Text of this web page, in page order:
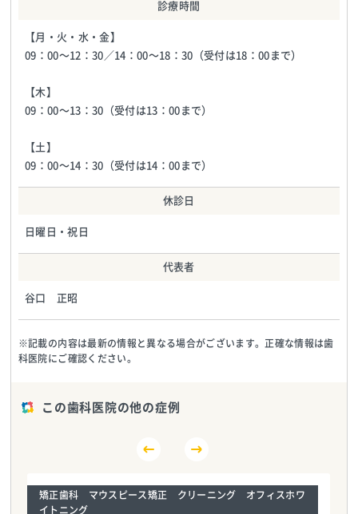
診療時間
【月・火・水・金】
09：00〜12：30／14：00〜18：30（受付は18：00まで）
【木】
09：00〜13：30（受付は13：00まで）
【土】
09：00〜14：30（受付は14：00まで）
休診日
日曜日・祝日
代表者
谷口 正昭
※記載の内容は最新の情報と異なる場合がございます。正確な情報は歯
科医院にご確認ください。
この歯科医院の他の症例
矯正歯科 マウスピース矯正 クリーニング オフィスホワ
イトニング